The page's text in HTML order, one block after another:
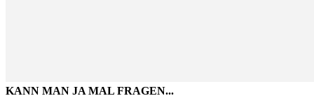
KANN MAN JA MAL FRAGEN...